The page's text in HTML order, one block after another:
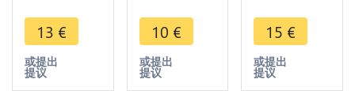
Capped
Liberty
Head 1883
AU -> Make
13 €
或提出
提议
Capped
Liberty
Head 1891
-> Make
10 €
或提出
提议
Capped
Liberty
Head 1883
-> Make
15 €
或提出
提议